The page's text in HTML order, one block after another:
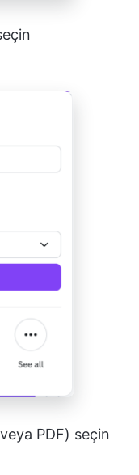
PDF) seçin